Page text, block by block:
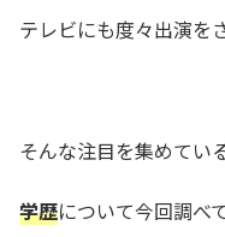
テレビにも度々出演を
そんな注目を集めてい
学歴について今回調べ